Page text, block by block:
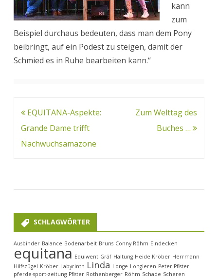
kann
zum
Beispiel durchaus bedeuten, dass man dem Pony
beibringt, auf ein Podest zu steigen, damit der
Schmied es in Ruhe bearbeiten kann.“
Beitragsnavigation
EQUITANA-Aspekte:
Grande Dame trifft
Nachwuchsamazone
Zum Welttag des
Buches …
SCHLAGWÖRTER
Ausbinder Balance Bodenarbeit Bruns Conny Röhm Eindecken
equitana Equiwent Gräf Haltung Heide Kröber Herrmann
Hilfszügel Kröber Labyrinth Linda Longe Longieren Peter Pfister
pferde-sport-zeitung Pfister Rothenberger Röhm Schade Scheren